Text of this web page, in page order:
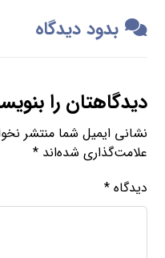
بدود دیدگاه
دیدگاهتان را
نشانی ایمیل شما منتشر
علامت‌گذاری شده‌اند*
دیدگاه*